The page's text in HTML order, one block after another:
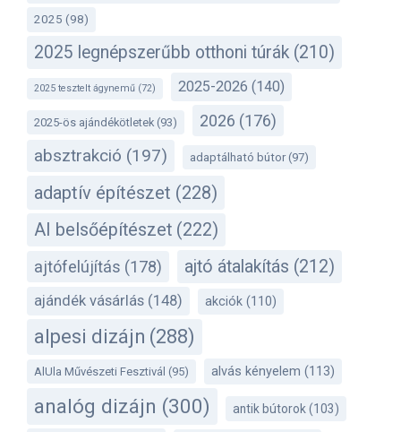
2025 (98)
2025 legnépszerűbb otthoni túrák (210)
2025 tesztelt ágynemű (72) 2025-2026 (140)
2025-ös ajándékötletek (93) 2026 (176)
absztrakció (197) adaptálható bútor(97)
adaptív építészet (228)
AI belsőépítészet (222)
ajtófelújítás (178) ajtó átalakítás (212)
ajándék vásárlás (148) akciók (110)
alpesi dizájn (288)
AlUla Művészeti Fesztivál (95) alvás kényelem (113)
analóg dizájn (300) antik bútorok (103)